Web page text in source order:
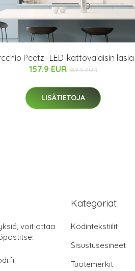
Peetz -LED-kattovalaisin lasia
157.9 EUR 189.9 EUR
LISÄTIETOJA
voit ottaa
Kategoriat
Kodintekstiilit
Sisustusesineet
Tuotemerkit